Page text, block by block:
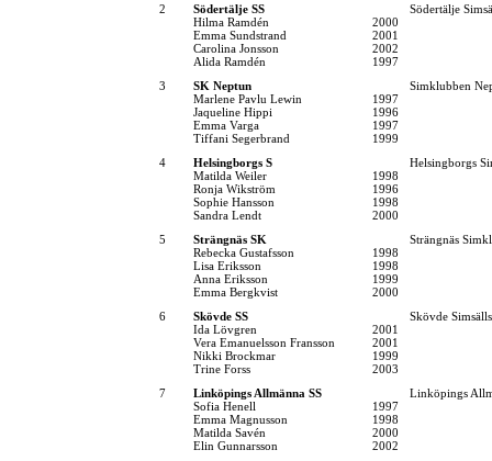
2
Södertälje SS
Södertälje
Hilma Ramdén
2000
Emma Sundstrand
2001
Carolina Jonsson
2002
Alida Ramdén
1997
3
SK Neptun
Simklubben
Marlene Pavlu Lewin
1997
Jaqueline Hippi
1996
Emma Varga
1997
Tiffani Segerbrand
1999
4
Helsingborgs S
Helsingborgs
Matilda Weiler
1998
Ronja Wikström
1996
Sophie Hansson
1998
Sandra Lendt
2000
5
Strängnäs SK
Strängnäs
Rebecka Gustafsson
1998
Lisa Eriksson
1998
Anna Eriksson
1999
Emma Bergkvist
2000
6
Skövde SS
Skövde
Ida Lövgren
2001
Vera Emanuelsson Fransson
2001
Nikki Brockmar
1999
Trine Forss
2003
7
Linköpings Allmänna SS
Linköpings
Sofia Henell
1997
Emma Magnusson
1998
Matilda Savén
2000
Elin Gunnarsson
2002